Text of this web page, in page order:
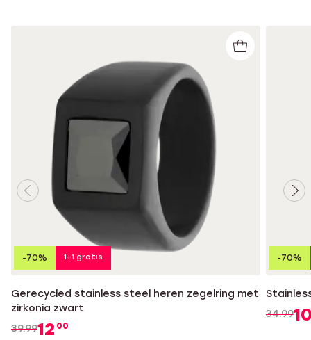
Gerecycled stainless steel heren zegelring met
zirkonia zwart
39.9912 00
-70% 1+1 gratis
34.99
-70%